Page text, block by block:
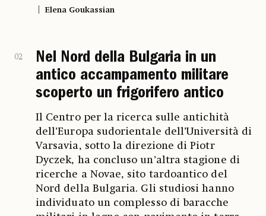
Elena Goukassian
02
Nel Nord della Bulgaria in un
antico accampamento militare
scoperto un frigorifero antico
Il Centro per la ricerca sulle antichità
dell’Europa sudorientale dell’Università di
Varsavia, sotto la direzione di Piotr
Dyczek, ha concluso un’altra stagione di
ricerche a Novae, sito tardoantico del
Nord della Bulgaria. Gli studiosi hanno
individuato un complesso di baracche